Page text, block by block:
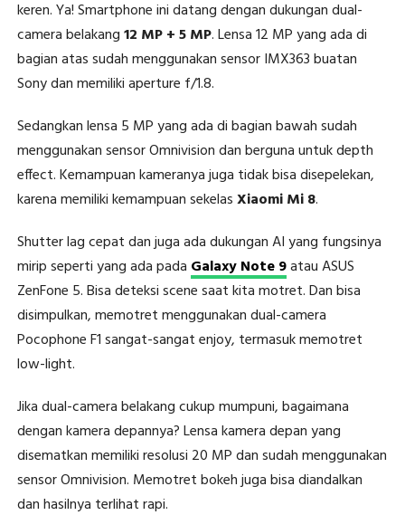
keren. Ya! Smartphone ini datang dengan dukungan dual-
camera belakang12 MP + 5 MP. Lensa 12 MP yang ada di
bagian atas sudah menggunakan sensor IMX363 buatan
Sony dan memiliki aperture f/1.8.
Sedangkan lensa 5 MP yang ada di bagian bawah sudah
menggunakan sensor Omnivision dan berguna untuk depth
effect. Kemampuan kameranya juga tidak bisa disepelekan,
karena memiliki kemampuan sekelasXiaomi Mi 8.
Shutter lag cepat dan juga ada dukungan AI yang fungsinya
mirip seperti yang ada pada Galaxy Note 9atau ASUS
ZenFone 5. Bisa deteksi scene saat kita motret. Dan bisa
disimpulkan, memotret menggunakan dual-camera
Pocophone F1 sangat-sangat enjoy, termasuk memotret
low-light.
Jika dual-camera belakang cukup mumpuni, bagaimana
dengan kamera depannya? Lensa kamera depan yang
disematkan memiliki resolusi 20 MP dan sudah menggunakan
sensor Omnivision. Memotret bokeh juga bisa diandalkan
dan hasilnya terlihat rapi.